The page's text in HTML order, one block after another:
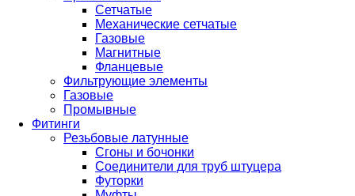
Сетчатые
Механические сетчатые
Газовые
Магнитные
Фланцевые
Фильтрующие элементы
Газовые
Промывные
Фитинги
Резьбовые латунные
Сгоны и бочонки
Соединители для труб штуцера
Футорки